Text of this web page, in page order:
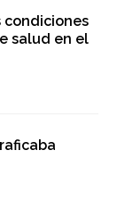
condiciones
salud en el